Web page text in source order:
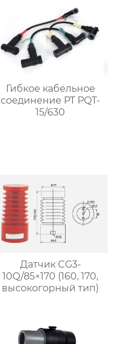
Гибкое кабельное
соединение PT PQT-
15/630
Датчик CG3-
10Q/85×170 (160, 170,
высокогорный тип)